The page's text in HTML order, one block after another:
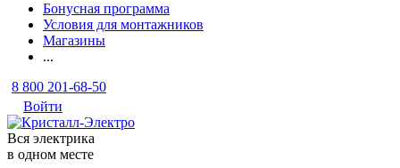
Бонусная программа
Условия для монтажников
Магазины
...
8 800 201-68-50
Войти
Вся электрика
в одном месте